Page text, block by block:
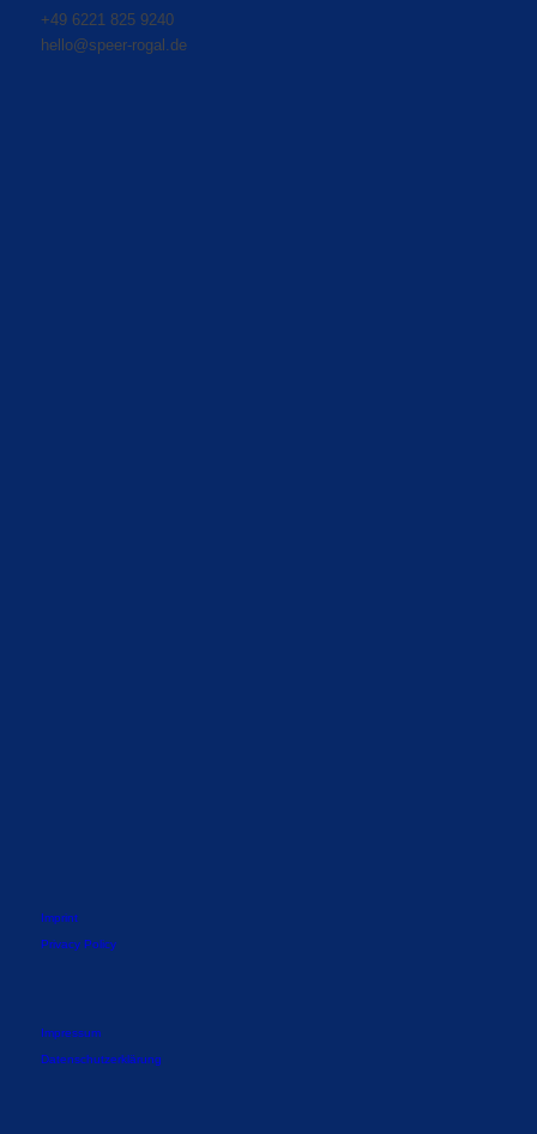
+49 6221 825 9240
hello@speer-rogal.de
Imprint
Privacy Policy
Impressum
Datenschutzerklärung